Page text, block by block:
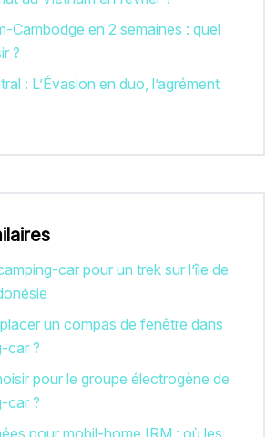
Cambodge en 2 semaines : quel
?
: L’Évasion en duo, l’agrément
car pour un trek sur l’île de
un compas de fenêtre dans
car ?
pour le groupe électrogène de
car ?
pour mobil-home IRM : où les